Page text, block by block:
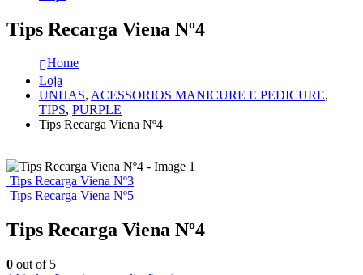
Tips Recarga Viena Nº4
Home
Loja
UNHAS, ACESSORIOS MANICURE E PEDICURE,
TIPS, PURPLE
Tips Recarga Viena Nº4
Tips Recarga Viena Nº3
Tips Recarga Viena Nº5
Tips Recarga Viena Nº4
0 out of 5